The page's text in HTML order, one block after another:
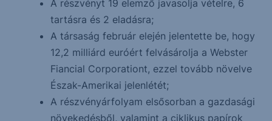
A részvényt 19 elemző javasolja vételre, 6
tartásra és 2 eladásra;
A társaság február elején jelentette be, hogy
12,2 milliárd euróért felvásárolja a Webster
Fiancial Corporationt, ezzel tovább növelve
Észak-Amerikai jelenlétét;
A részvényárfolyam elsősorban a gazdasági
növekedésből, valamint a ciklikus papírok